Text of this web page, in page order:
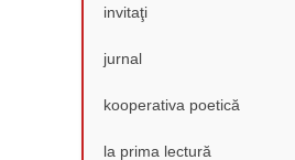
invitaţi
jurnal
kooperativa poetică
la prima lectură